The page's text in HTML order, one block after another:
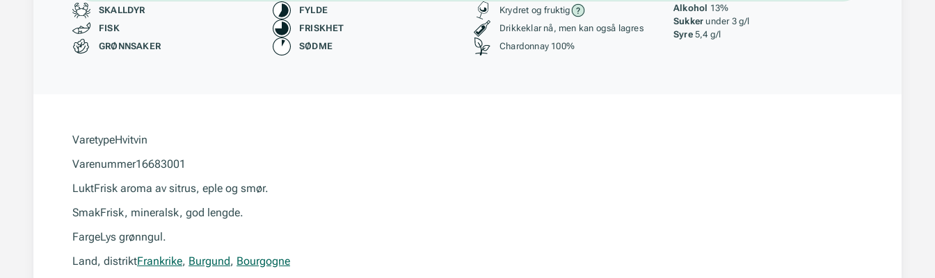
Passer til
SKALLDYR
FISK
GRØNNSAKER
Karakteristikk
FYLDE
FRISKHET
SØDME
Stil, lagring og råstoff
Krydret og fruktig
Drikkeklar nå, men kan også lagres
Chardonnay 100%
Alkohol 13%
Sukker under 3 g/l
Syre 5,4 g/l
VaretypeHvitvin
Varenummer16683001
LuktFrisk aroma av sitrus, eple og smør.
SmakFrisk, mineralsk, god lengde.
FargeLys grønngul.
Land, distriktFrankrike, Burgund, Bourgogne